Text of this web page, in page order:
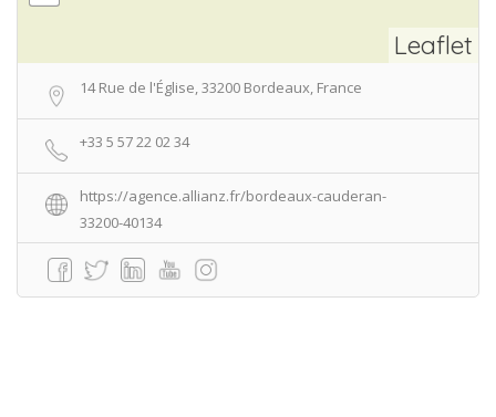
Leaflet
14 Rue de l'Église, 33200 Bordeaux, France
+33 5 57 22 02 34
https://agence.allianz.fr/bordeaux-cauderan-
33200-40134